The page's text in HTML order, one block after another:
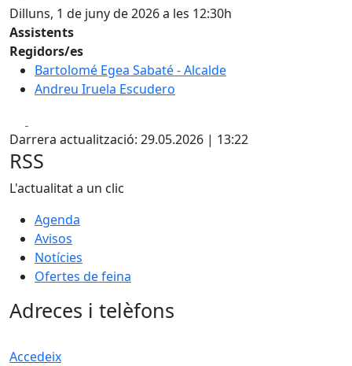
Dilluns, 1 de juny de 2026 a les 12:30h
Assistents
Regidors/es
Bartolomé Egea Sabaté - Alcalde
Andreu Iruela Escudero
Darrera actualització: 29.05.2026 | 13:22
RSS
L'actualitat a un clic
Agenda
Avisos
Notícies
Ofertes de feina
Adreces i telèfons
Accedeix